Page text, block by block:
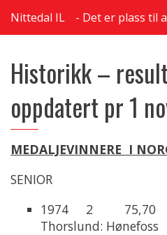
Nittedal IL Det er plass til
Historikk –
oppdatert pr 1
MEDALJEVINNERE I
SENIOR
1974 2 75,70
Thorslund: Hønefoss